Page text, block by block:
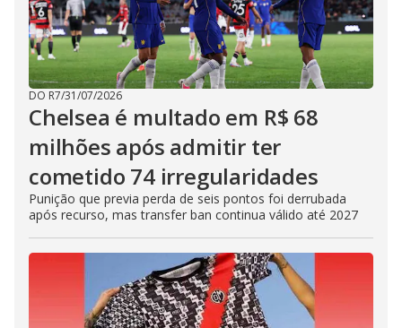
DO R7/31/07/2026
Chelsea é multado em R$ 68
milhões após admitir ter
cometido 74 irregularidades
Punição que previa perda de seis pontos foi derrubada
após recurso, mas transfer ban continua válido até 2027